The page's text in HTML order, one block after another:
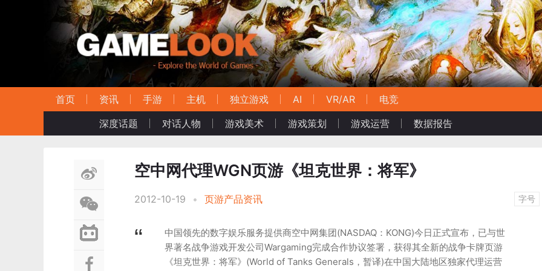
首页 资讯 手游 主机 独立游戏 AI VR/AR
电竞
深度话题
对话人物 游戏美术 游戏策划 游戏运营 数据报告
空中网代理WGN页游《坦克世界：将军》
2012-10-19 • 页游产品资讯 字号
中国领先的数字娱乐服务提供商空中网集团(NASDAQ：KONG)今日正式宣布，已与世
界著名战争游戏开发公司Wargaming完成合作协议签署，获得其全新的战争卡牌页游
《坦克世界：将军》(World of Tanks Generals，暂译)在中国大陆地区独家代理运营